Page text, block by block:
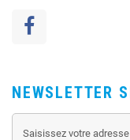
NEWSLETTER